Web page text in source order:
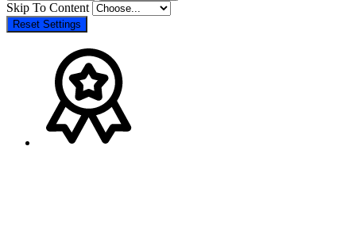
Skip To Content
Reset Settings